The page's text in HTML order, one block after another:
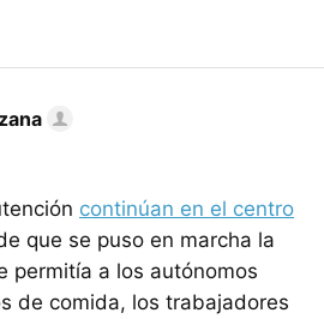
continúan en el centro
que se puso en marcha la
permitía a los autónomos
de comida, los trabajadores